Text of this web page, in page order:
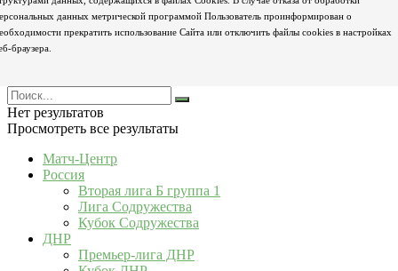
данных метрической программой Пользователь проинформирован о
прекратить использование Сайта или отключить файлы cookies в настройках
браузера.
Нет результатов
Просмотреть все результаты
Матч-Центр
Россия
Вторая лига Б группа 1
Лига Содружества
Кубок Содружества
ДНР
Премьер-лига ДНР